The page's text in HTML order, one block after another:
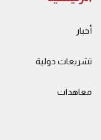
أخبار
تشريعات دولية
معاهدات